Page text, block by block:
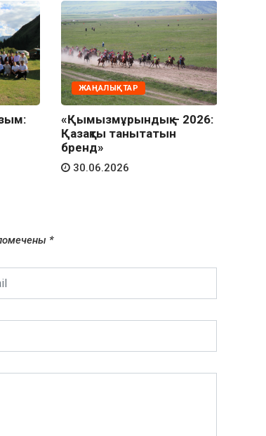
ЖАҢАЛЫҚТАР
«Қымызмұрындық – 2026:
Қазақты танытатын
бренд»
30.06.2026
*